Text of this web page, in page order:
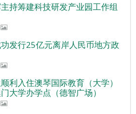
持筹建科技研发产业园工作组
发行25亿元离岸人民币地方政
利入住澳琴国际教育（大学）
学办学点（德智广场）